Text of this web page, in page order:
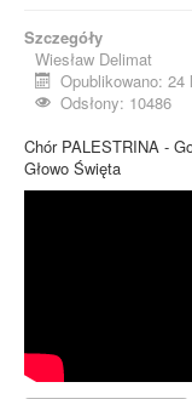
Szczegóły
Wiesław Delimat
Opublikowano: 24
Odsłony: 10486
Chór PALESTRINA -
Głowo Święta